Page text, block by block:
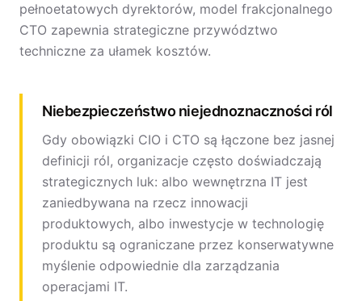
pełnoetatowych dyrektorów, model frakcjonalnego
CTO zapewnia strategiczne przywództwo
techniczne za ułamek kosztów.
Niebezpieczeństwo niejednoznaczności ról
Gdy obowiązki CIO i CTO są łączone bez jasnej
definicji ról, organizacje często doświadczają
strategicznych luk: albo wewnętrzna IT jest
zaniedbywana na rzecz innowacji
produktowych, albo inwestycje w technologię
produktu są ograniczane przez konserwatywne
myślenie odpowiednie dla zarządzania
operacjami IT.